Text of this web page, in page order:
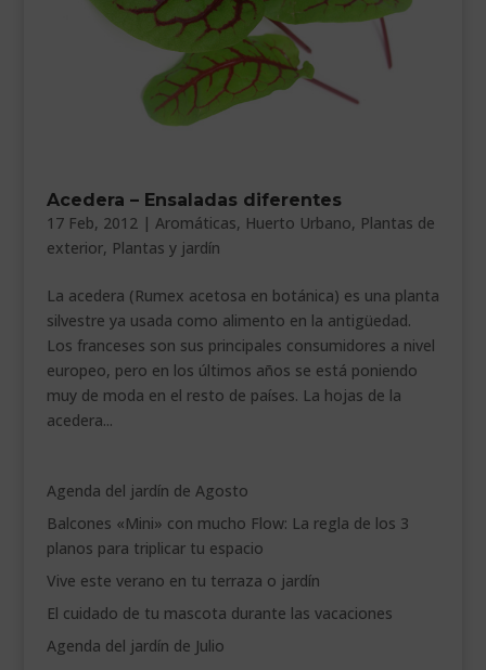
HORARIO GARDEN
___________________________
VEURE EN CATALÀ
Acedera – Ensaladas diferentes
17 Feb, 2012| Aromáticas, Huerto Urbano, Plantas de
exterior, Plantas y jardín
La acedera (Rumex acetosa en botánica) es una planta
silvestre ya usada como alimento en la antigüedad.
Los franceses son sus principales consumidores a nivel
europeo, pero en los últimos años se está poniendo
muy de moda en el resto de países. La hojas de la
acedera...
Agenda del jardín de Agosto
Balcones «Mini» con mucho Flow: La regla de los 3
planos para triplicar tu espacio
Vive este verano en tu terraza o jardín
El cuidado de tu mascota durante las vacaciones
Agenda del jardín de Julio